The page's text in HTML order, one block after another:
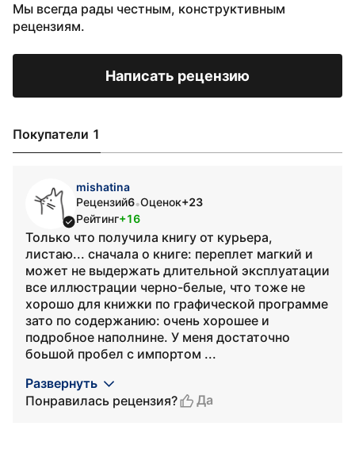
Мы всегда рады честным, конструктивным
рецензиям.
Написать рецензию
Покупатели 1
mishatina
Рецензий6•Оценок+23
Рейтинг+16
Только что получила книгу от курьера,
листаю... сначала о книге: переплет магкий и
может не выдержать длительной эксплуатации
все иллюстрации черно-белые, что тоже не
хорошо для книжки по графической программе
зато по содержанию: очень хорошее и
подробное наполнине. У меня достаточно
боьшой пробел с импортом ...
Развернуть
Понравилась рецензия?
Да